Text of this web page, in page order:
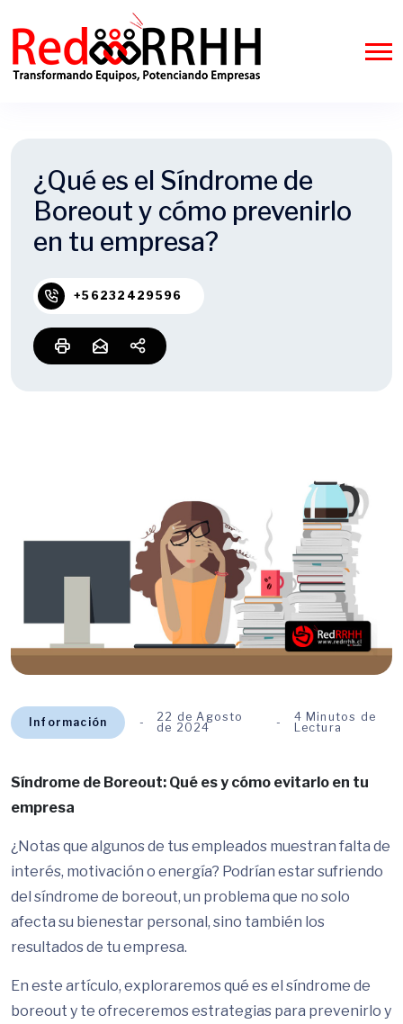
¿Qué es el Síndrome de
Boreout y cómo prevenirlo
en tu empresa?
+56232429596
Información
22 de Agosto
de 2024
4 Minutos de
Lectura
Síndrome de Boreout: Qué es y cómo evitarlo en tu
empresa
¿Notas que algunos de tus empleados muestran falta de
interés, motivación o energía? Podrían estar sufriendo
del síndrome de boreout, un problema que no solo
afecta su bienestar personal, sino también los
resultados de tu empresa.
En este artículo, exploraremos qué es el síndrome de
boreout y te ofreceremos estrategias para prevenirlo y